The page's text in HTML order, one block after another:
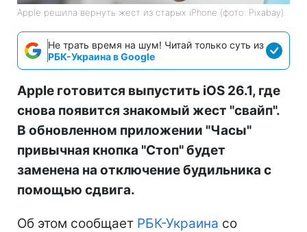
Apple решила вернуть жест из старых iPhone (фото: Pixabay)
Не трать время на шум! Читай только суть из
РБК-Украина в Google
Apple готовится выпустить iOS 26.1, где
снова появится знакомый жест "свайп".
В обновленном приложении "Часы"
привычная кнопка "Стоп" будет
заменена на отключение будильника с
помощью сдвига.
Об этом сообщает РБК-Украина со